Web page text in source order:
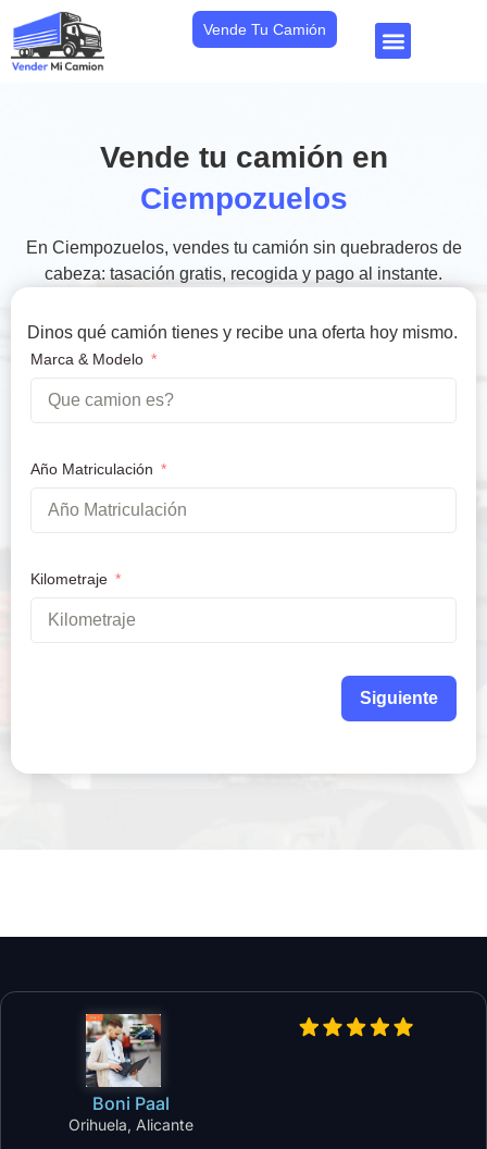
Vende Tu Camión
Vende tu camión en
Ciempozuelos
En Ciempozuelos, vendes tu camión sin quebraderos de
cabeza: tasación gratis, recogida y pago al instante.
Dinos qué camión tienes y recibe una oferta hoy mismo.
Marca & Modelo
Año Matriculación
Kilometraje
Siguiente
Boni Paal
Orihuela, Alicante